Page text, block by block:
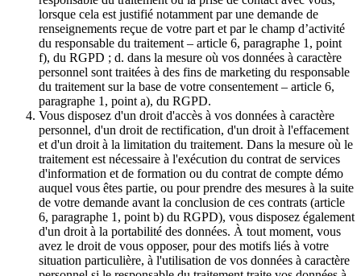
lorsque cela est justifié notamment par une demande de
renseignements reçue de votre part et par le champ d’activité
du responsable du traitement – article 6, paragraphe 1, point
f), du RGPD ; d. dans la mesure où vos données à caractère
personnel sont traitées à des fins de marketing du responsable
du traitement sur la base de votre consentement – article 6,
paragraphe 1, point a), du RGPD.
Vous disposez d'un droit d'accès à vos données à caractère
personnel, d'un droit de rectification, d'un droit à l'effacement
et d'un droit à la limitation du traitement. Dans la mesure où le
traitement est nécessaire à l'exécution du contrat de services
d'information et de formation ou du contrat de compte démo
auquel vous êtes partie, ou pour prendre des mesures à la suite
de votre demande avant la conclusion de ces contrats (article
6, paragraphe 1, point b) du RGPD), vous disposez également
d'un droit à la portabilité des données. À tout moment, vous
avez le droit de vous opposer, pour des motifs liés à votre
situation particulière, à l'utilisation de vos données à caractère